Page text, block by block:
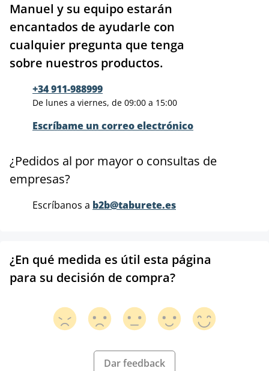
Manuel y su equipo estarán
encantados de ayudarle con
cualquier pregunta que tenga
sobre nuestros productos.
+34 911-988999
De lunes a viernes, de 09:00 a 15:00
Escríbame un correo electrónico
¿Pedidos al por mayor o consultas de
empresas?
Escríbanos a b2b@taburete.es
¿En qué medida es útil esta página
para su decisión de compra?
Dar feedback